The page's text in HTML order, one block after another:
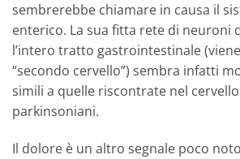
sembrerebbe chiamare in causa il
enterico. La sua fitta rete di neuroni
l’intero tratto gastrointestinale
“secondo cervello”) sembra infatti
simili a quelle riscontrate nel
parkinsoniani.
Il dolore è un altro segnale poco